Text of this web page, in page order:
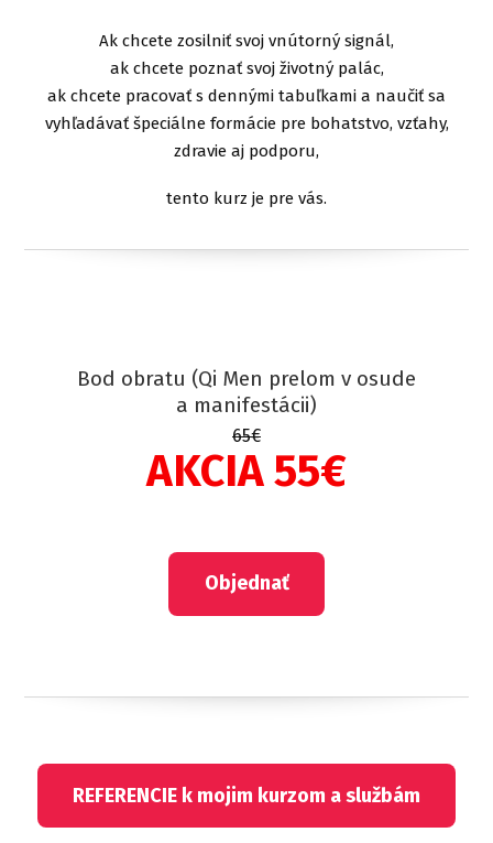
Ak chcete zosilniť svoj vnútorný signál,
ak chcete poznať svoj životný palác,
ak chcete pracovať s dennými tabuľkami a naučiť sa
vyhľadávať špeciálne formácie pre bohatstvo, vzťahy,
zdravie aj podporu,
tento kurz je pre vás.
Bod obratu (Qi Men prelom v osude
a manifestácii)
65€
AKCIA 55€
Objednať
REFERENCIE k mojim kurzom a službám